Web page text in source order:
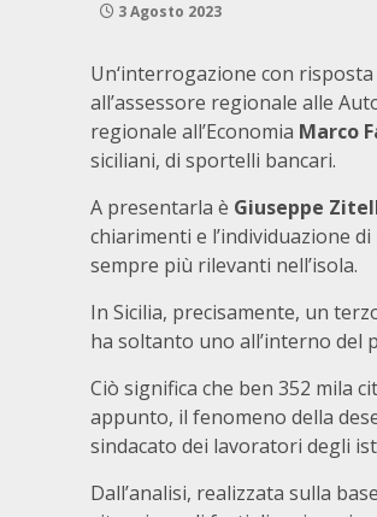
3 Agosto 2023
Un‘interrogazione con
all’assessore regionale alle
regionale all’Economia Marco
siciliani, di sportelli bancari.
A presentarla è Giuseppe
chiarimenti e l’individuazione
sempre più rilevanti nell’isola.
In Sicilia, precisamente, un
ha soltanto uno all’interno
Ciò significa che ben 352 mila
appunto, il fenomeno della
sindacato dei lavoratori degli
Dall’analisi, realizzata sulla